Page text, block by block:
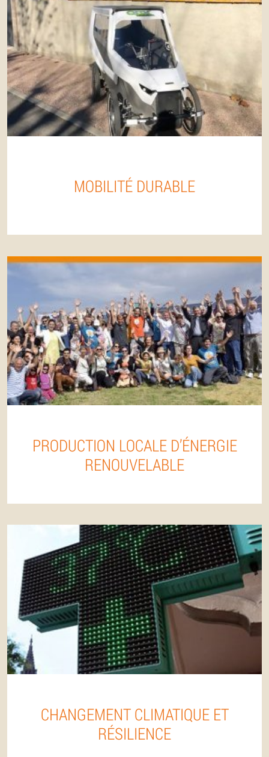
MOBILITÉ DURABLE
PRODUCTION LOCALE D’ÉNERGIE
RENOUVELABLE
CHANGEMENT CLIMATIQUE ET
RÉSILIENCE